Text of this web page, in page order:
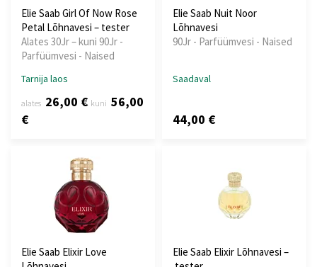
Elie Saab Girl Of Now Rose
Petal Lõhnavesi – tester
Alates 30Jr – kuni 90Jr -
Parfüümvesi - Naised
Tarnija laos
alates 26,00 € kuni 56,00
€
Elie Saab Nuit Noor
Lõhnavesi
90Jr - Parfüümvesi - Naised
Saadaval
44,00 €
Elie Saab Elixir Love
Elie Saab Elixir Lõhnavesi –